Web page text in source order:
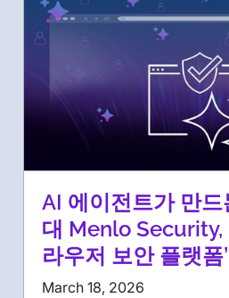
AI 에이전트가 만드
대 Menlo Security,
라우저 보안 플랫폼
March 18, 2026